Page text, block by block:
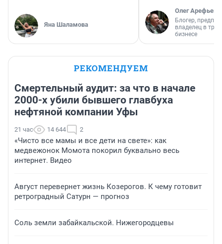
Яна Шаламова
Олег Арефьев
Блогер,
владелец в
бизнесе
РЕКОМЕНДУЕМ
Смертельный аудит: за что в начале
2000-х убили бывшего главбуха
нефтяной компании Уфы
21 час 14 644 2
«Чисто все мамы и все дети на свете»: как
медвежонок Момота покорил буквально весь
интернет. Видео
Август перевернет жизнь Козерогов. К чему готовит
ретроградный Сатурн — прогноз
Соль земли забайкальской. Нижегородцевы